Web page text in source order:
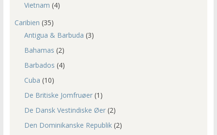
Vietnam (4)
Caribien (35)
Antigua & Barbuda (3)
Bahamas (2)
Barbados (4)
Cuba (10)
De Britiske Jomfruøer(1)
De Dansk Vestindiske Øer(2)
Den Dominikanske Republik(2)